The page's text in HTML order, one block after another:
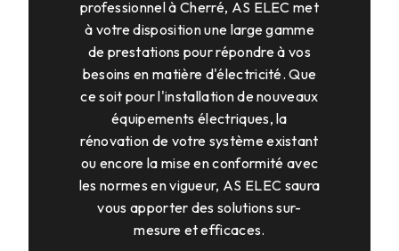
professionnel à Cherré, AS ELEC met
à votre disposition une large gamme
de prestations pour répondre à vos
besoins en matière d'électricité. Que
ce soit pour l'installation de nouveaux
équipements électriques, la
rénovation de votre système existant
ou encore la mise en conformité avec
les normes en vigueur, AS ELEC saura
vous apporter des solutions sur-
mesure et efficaces.